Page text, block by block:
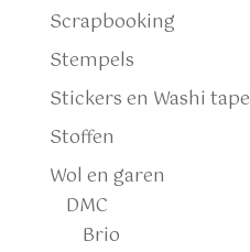
Scrapbooking
Stempels
Stickers en Washi tape
Stoffen
Wol en garen
DMC
Brio